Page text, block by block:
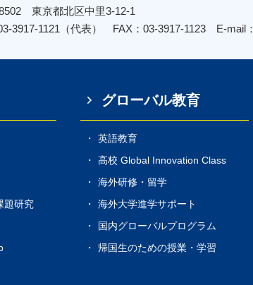
東京都北区中里3-12-1
3917-1121（代表） FAX：03-3917-1123 E-mail：
題研究
グローバル教育
英語教育
高校 Global Innovation Class
海外研修・留学
海外大学進学サポート
国内グローバルプログラム
帰国生のための授業・学習